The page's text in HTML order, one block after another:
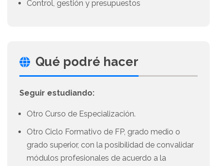
Control, gestión y presupuestos
Qué podré hacer
Seguir estudiando:
Otro Curso de Especialización.
Otro Ciclo Formativo de FP, grado medio o
grado superior, con la posibilidad de convalidar
módulos profesionales de acuerdo a la